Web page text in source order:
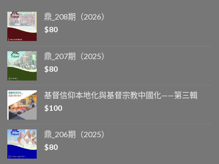
鼎_208期（2026）
$80
鼎_207期（2025）
$80
基督信仰本地化與基督宗教中國化——第三輯
$100
鼎_206期（2025）
$80